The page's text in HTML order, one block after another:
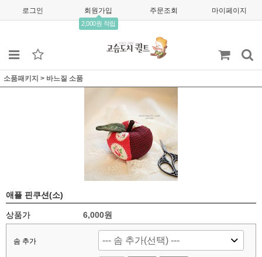
로그인 회원가입
2,000원 적립
주문조회 마이페이지
소품패키지 > 바느질 소품
애플 핀쿠션(소)
상품가 6,000원
솜 추가